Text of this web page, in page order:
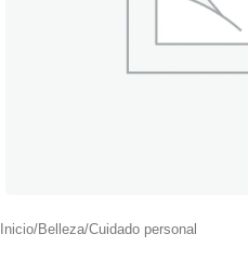
Inicio/Belleza/Cuidado personal